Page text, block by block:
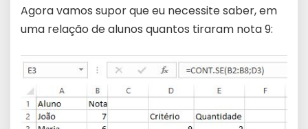
Agora vamos supor que eu necessite saber, em
uma relação de alunos quantos tiraram nota 9: